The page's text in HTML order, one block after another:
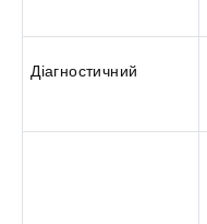
Діагностичний